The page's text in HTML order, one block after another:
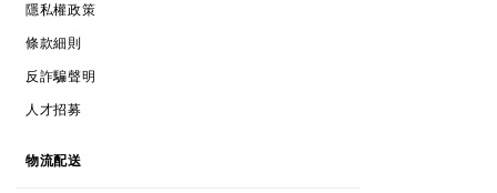
隱私權政策
TERMS & CONDITIONS
條款細則
ANTI-FRAUD POLICY
反詐騙聲明
CAREERS
人才招募
物流配送